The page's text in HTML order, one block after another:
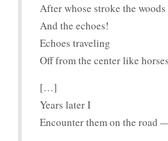
After whose stroke the
And the echoes!
Echoes traveling
Off from the center like
[…]
Years later I
Encounter them on the road